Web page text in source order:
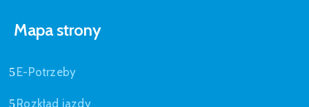
Mapa strony
E-Potrzeby
Rozkład jazdy